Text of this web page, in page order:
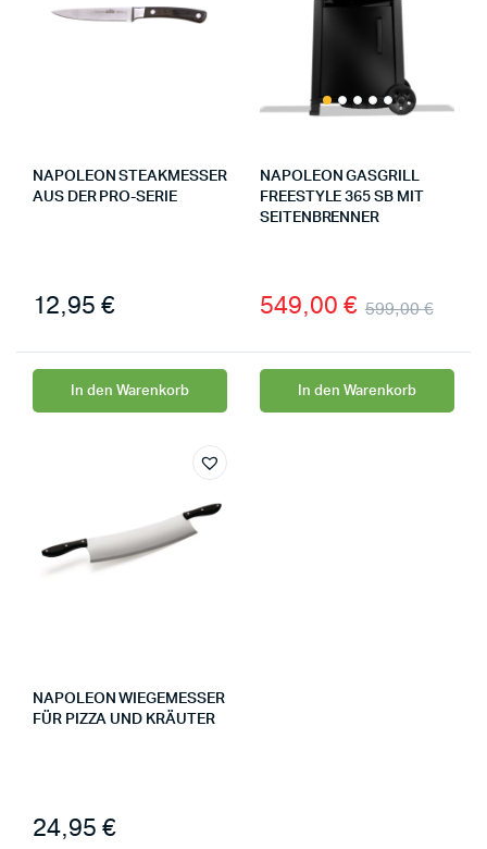
NAPOLEON STEAKMESSER
AUS DER PRO-SERIE
12,95 €
In den Warenkorb
NAPOLEON GASGRILL
FREESTYLE 365 SB MIT
SEITENBRENNER
599,00€
549,00 €
In den Warenkorb
NAPOLEON WIEGEMESSER
FÜR PIZZA UND KRÄUTER
24,95 €